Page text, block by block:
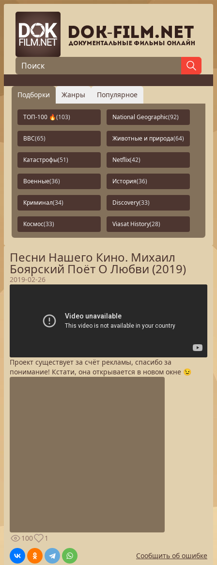
Подборки Жанры Популярное
ТОП-100 🔥(103) National Geographic(92)
BBC(65) Животные и природа(64)
Катастрофы(51) Netflix(42)
Военные(36) История(36)
Криминал(34) Discovery(33)
Космос(33) Viasat History(28)
Песни Нашего Кино. Михаил
Боярский Поёт О Любви (2019)
2019-02-26
Проект существует за счёт рекламы, спасибо за
понимание! Кстати, она открывается в новом окне 😉
100
1
Сообщить об ошибке